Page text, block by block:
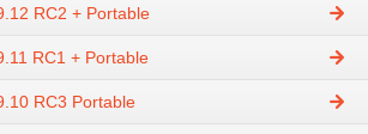
RC2 + Portable
RC1 + Portable
RC3 Portable